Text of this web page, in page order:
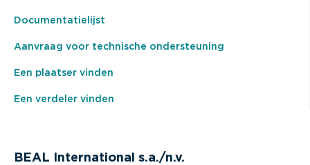
Documentatielijst
Aanvraag voor technische ondersteuning
Een plaatser vinden
Een verdeler vinden
BEAL International s.a./n.v.